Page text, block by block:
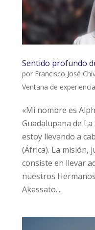
Sentido profundo
por Francisco José
Ventana de
«Mi nombre es
Guadalupana de La
estoy llevando a
(África). La misión,
consiste en llevar
nuestros
Akassato....